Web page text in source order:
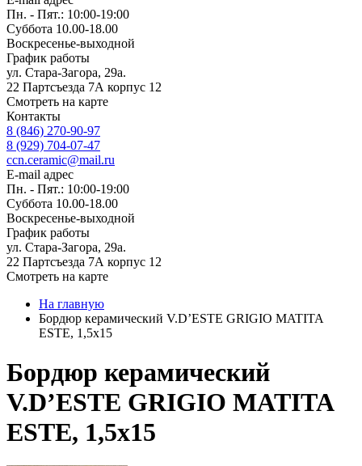
Пн. - Пят.: 10:00-19:00
Суббота 10.00-18.00
Воскресенье-выходной
График работы
ул. Стара-Загора, 29а.
22 Партсъезда 7А корпус 12
Смотреть на карте
Контакты
8 (846) 270-90-97
8 (929) 704-07-47
ccn.ceramic@mail.ru
E-mail адрес
Пн. - Пят.: 10:00-19:00
Суббота 10.00-18.00
Воскресенье-выходной
График работы
ул. Стара-Загора, 29а.
22 Партсъезда 7А корпус 12
Смотреть на карте
На главную
Бордюр керамический V.D’ESTE GRIGIO MATITA
ESTE, 1,5x15
Бордюр керамический
V.D’ESTE GRIGIO MATITA
ESTE, 1,5x15